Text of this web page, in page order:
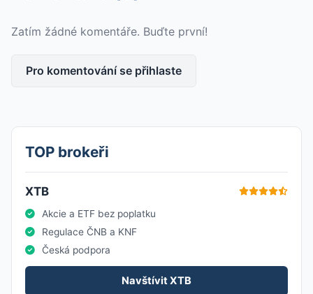
Zatím žádné komentáře. Buďte první!
Pro komentování se přihlaste
TOP brokeři
XTB
Akcie a ETF bez poplatku
Regulace ČNB a KNF
Česká podpora
Navštívit XTB